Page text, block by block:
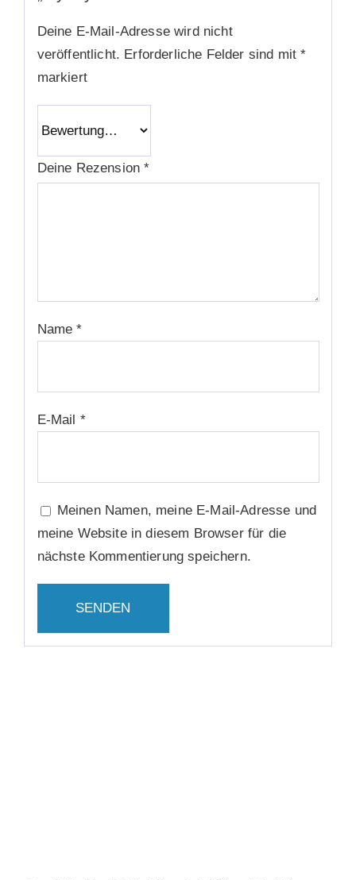
Deine E-Mail-Adresse wird nicht
veröffentlicht. Erforderliche Felder sind mit*
markiert
Deine Rezension*
Name*
E-Mail *
Meinen Namen, meine E-Mail-Adresse und
meine Website in diesem Browser für die
nächste Kommentierung speichern.